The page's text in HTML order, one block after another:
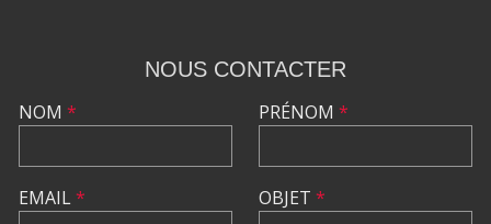
NOUS CONTACTER
NOM *
EMAIL*
PRÉNOM *
OBJET *